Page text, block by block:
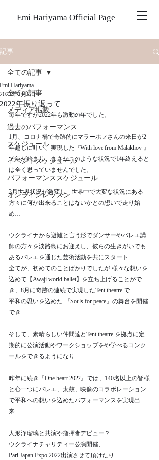
Emi Hariyama Official Page
記事
全ての記事
メディア掲載
過去のパフォーマンス
スケジュール
イベントスケジュール
パフォーマンススケジュール
オンラインレッスン
全ての記事
2022年振り返って
Emi Hariyama
2023年1月2日
毎年ですが2022年も激動の年でした。
1月、コロナ禍で奇跡的にマラーホフさんの来日が2
年越しに叶い、実現した『With love from Malakhov 』
で年が始まり、まさかこのような状況で1年終えると
は全く思っていませんでした。
2月世界状況が急変し、世界中で大変な状況にある
方々に何か出来ることはないかとの想いで走り始
め…
ウクライナから避難と言う形でダンサーやバレエ講
師の方々を淡路島にお迎えし、彼らの生きがいでも
あるバレエを通じた芸術活動を共にスタート…
全てが、初めてのことばかりでしたが 様々な想いを
込めて【Awaji world ballet】を立ち上げることがで
き、8月に奇跡の連続で実現したTent theatre で
平和の思いを込めた 『Souls for peace』の舞台を開催
でき…
そして、素晴らしい仲間達とTent theatre を拠点に定
期的に公演活動やワークショップをや学べるコンク
ールをできるようになり…
昨年に続き『One heart 2022』では、140名以上の皆様
と心一つにバレエ、太鼓、映像のコラボレーション
で平和への想いを込めたパフォーマンスを実現出
来…
人形浄瑠璃と共演や指揮者デビュー？
ウクライナチャリティー公演開催、
Pari Japan Expo 2022出演させて頂けたり…